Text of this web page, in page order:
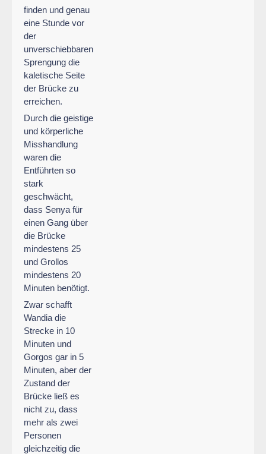
finden und genau
eine Stunde vor
der
unverschiebbaren
Sprengung die
kaletische Seite
der Brücke zu
erreichen.
Durch die geistige
und körperliche
Misshandlung
waren die
Entführten so
stark
geschwächt,
dass Senya für
einen Gang über
die Brücke
mindestens 25
und Grollos
mindestens 20
Minuten benötigt.
Zwar schafft
Wandia die
Strecke in 10
Minuten und
Gorgos gar in 5
Minuten, aber der
Zustand der
Brücke ließ es
nicht zu, dass
mehr als zwei
Personen
gleichzeitig die